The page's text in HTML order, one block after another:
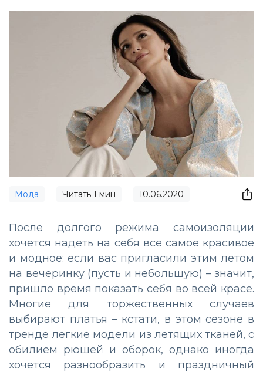
Мода Читать 1 мин 10.06.2020
После долгого режима самоизоляции
хочется надеть на себя все самое красивое
и модное: если вас пригласили этим летом
на вечеринку (пусть и небольшую) – значит,
пришло время показать себя во всей красе.
Многие для торжественных случаев
выбирают платья – кстати, в этом сезоне в
тренде легкие модели из летящих тканей, с
обилием рюшей и оборок, однако иногда
хочется разнообразить и праздничный